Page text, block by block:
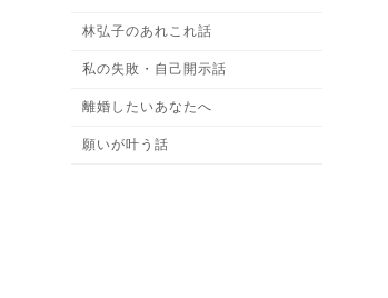
林弘子のあれこれ話
私の失敗・自己開示話
離婚したいあなたへ
願いが叶う話